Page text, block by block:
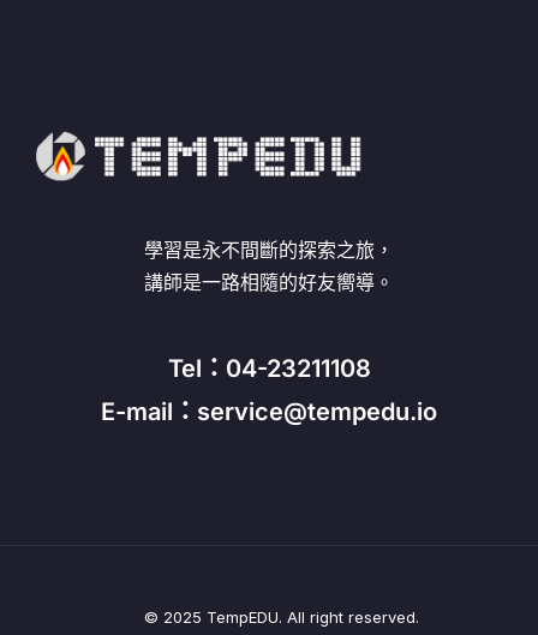
學習是永不間斷的探索之旅，
講師是一路相隨的好友嚮導。
Tel：04-23211108
E-mail：service@tempedu.io
© 2025 TempEDU. All right reserved.